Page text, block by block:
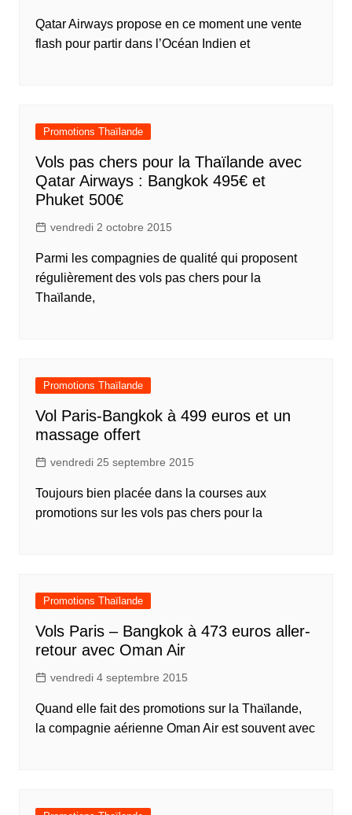
Qatar Airways propose en ce moment une vente
flash pour partir dans l’Océan Indien et
Promotions Thaïlande
Vols pas chers pour la Thaïlande avec
Qatar Airways : Bangkok 495€ et
Phuket 500€
vendredi 2 octobre 2015
Parmi les compagnies de qualité qui proposent
régulièrement des vols pas chers pour la
Thaïlande,
Promotions Thaïlande
Vol Paris-Bangkok à 499 euros et un
massage offert
vendredi 25 septembre 2015
Toujours bien placée dans la courses aux
promotions sur les vols pas chers pour la
Promotions Thaïlande
Vols Paris – Bangkok à 473 euros aller-
retour avec Oman Air
vendredi 4 septembre 2015
Quand elle fait des promotions sur la Thaïlande,
la compagnie aérienne Oman Air est souvent avec